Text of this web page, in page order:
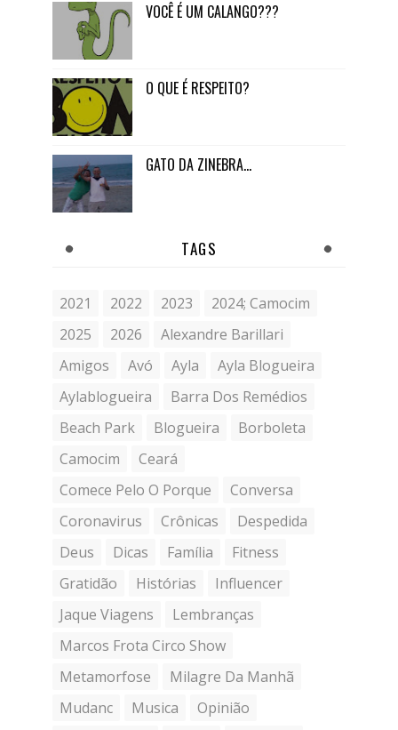
VOCÊ É UM CALANGO???
O QUE É RESPEITO?
GATO DA ZINEBRA...
TAGS
2021 2022 2023
2024; Camocim
2025
2026
Alexandre Barillari
Amigos
Avó Ayla
Ayla Blogueira
Aylablogueira
Barra Dos Remédios
Beach Park
Blogueira
Borboleta
Camocim
Ceará
Comece Pelo O Porque
Conversa
Coronavirus
Crônicas
Despedida
Deus
Dicas Família
Fitness
Gratidão
Histórias
Influencer
Jaque Viagens
Lembranças
Marcos Frota Circo Show
Metamorfose
Milagre Da Manhã
Mudanc
Musica
Opinião